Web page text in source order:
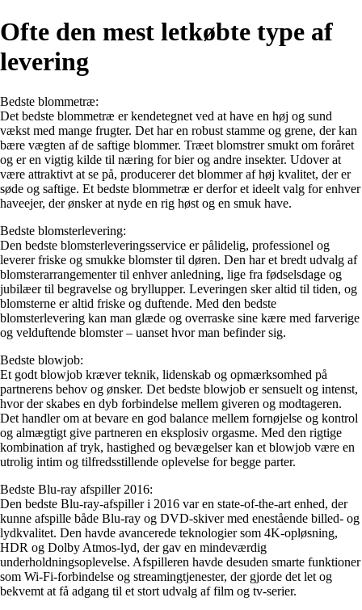
Ofte den mest letkøbte type af
levering
Bedste blommetræ:
Det bedste blommetræ er kendetegnet ved at have en høj og sund
vækst med mange frugter. Det har en robust stamme og grene, der kan
bære vægten af de saftige blommer. Træet blomstrer smukt om foråret
og er en vigtig kilde til næring for bier og andre insekter. Udover at
være attraktivt at se på, producerer det blommer af høj kvalitet, der er
søde og saftige. Et bedste blommetræ er derfor et ideelt valg for enhver
haveejer, der ønsker at nyde en rig høst og en smuk have.
Bedste blomsterlevering:
Den bedste blomsterleveringsservice er pålidelig, professionel og
leverer friske og smukke blomster til døren. Den har et bredt udvalg af
blomsterarrangementer til enhver anledning, lige fra fødselsdage og
jubilæer til begravelse og bryllupper. Leveringen sker altid til tiden, og
blomsterne er altid friske og duftende. Med den bedste
blomsterlevering kan man glæde og overraske sine kære med farverige
og velduftende blomster – uanset hvor man befinder sig.
Bedste blowjob:
Et godt blowjob kræver teknik, lidenskab og opmærksomhed på
partnerens behov og ønsker. Det bedste blowjob er sensuelt og intenst,
hvor der skabes en dyb forbindelse mellem giveren og modtageren.
Det handler om at bevare en god balance mellem fornøjelse og kontrol
og almægtigt give partneren en eksplosiv orgasme. Med den rigtige
kombination af tryk, hastighed og bevægelser kan et blowjob være en
utrolig intim og tilfredsstillende oplevelse for begge parter.
Bedste Blu-ray afspiller 2016:
Den bedste Blu-ray-afspiller i 2016 var en state-of-the-art enhed, der
kunne afspille både Blu-ray og DVD-skiver med enestående billed- og
lydkvalitet. Den havde avancerede teknologier som 4K-opløsning,
HDR og Dolby Atmos-lyd, der gav en mindeværdig
underholdningsoplevelse. Afspilleren havde desuden smarte funktioner
som Wi-Fi-forbindelse og streamingtjenester, der gjorde det let og
bekvemt at få adgang til et stort udvalg af film og tv-serier.